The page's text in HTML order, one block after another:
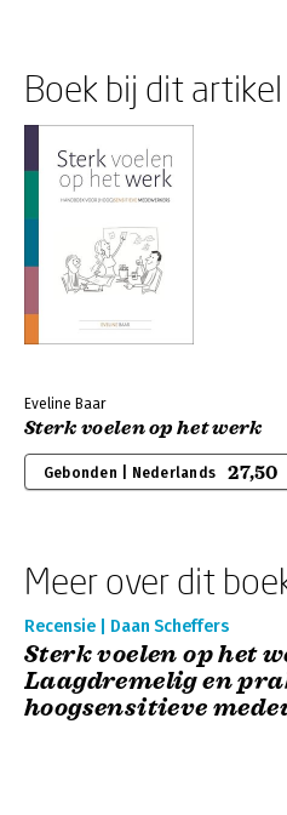
Boek bij dit artikel
Eveline Baar
Sterk voelen op het werk
Gebonden | Nederlands 27,50
Meer over dit
Recensie | Daan Scheffers
Sterk voelen op het
Laagdremelig en
hoogsensitieve